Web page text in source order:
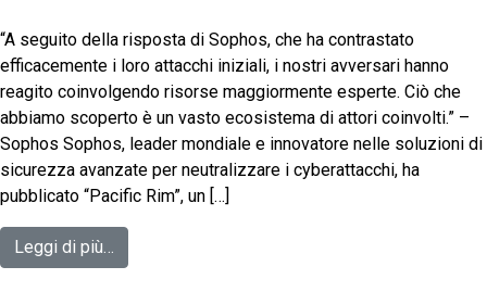
“A seguito della risposta di Sophos, che ha contrastato
efficacemente i loro attacchi iniziali, i nostri avversari hanno
reagito coinvolgendo risorse maggiormente esperte. Ciò che
abbiamo scoperto è un vasto ecosistema di attori coinvolti.” –
Sophos Sophos, leader mondiale e innovatore nelle soluzioni di
sicurezza avanzate per neutralizzare i cyberattacchi, ha
pubblicato “Pacific Rim”, un […]
Leggi di più…